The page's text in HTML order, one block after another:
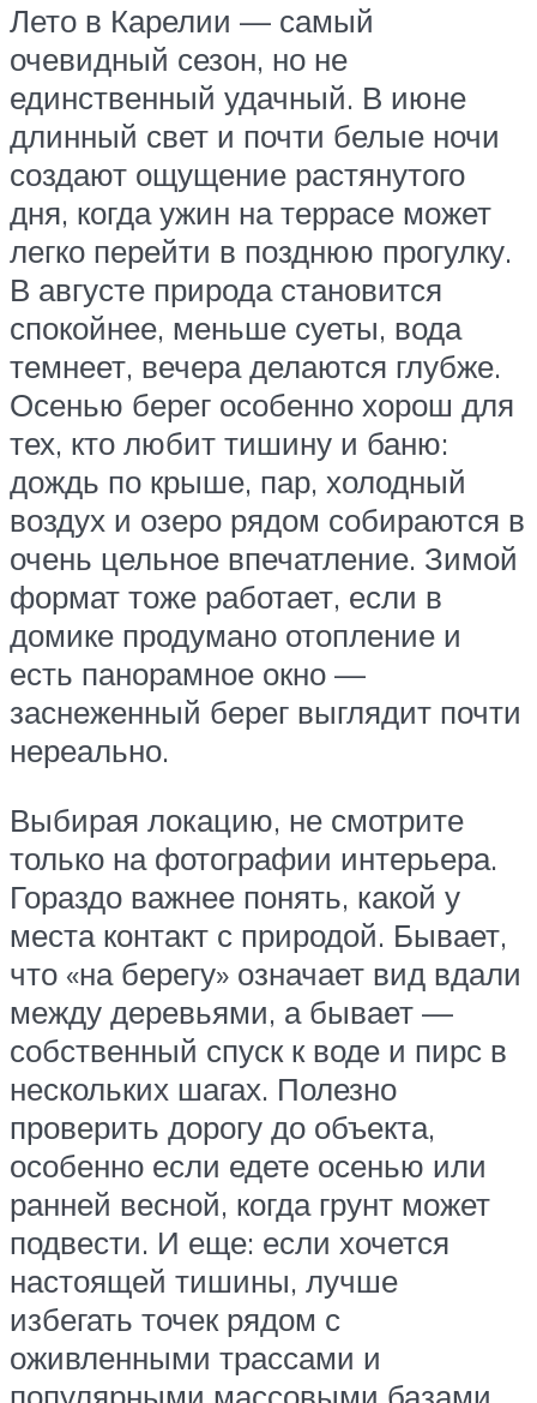
Лето в Карелии — самый
очевидный сезон, но не
единственный удачный. В июне
длинный свет и почти белые ночи
создают ощущение растянутого
дня, когда ужин на террасе может
легко перейти в позднюю прогулку.
В августе природа становится
спокойнее, меньше суеты, вода
темнеет, вечера делаются глубже.
Осенью берег особенно хорош для
тех, кто любит тишину и баню:
дождь по крыше, пар, холодный
воздух и озеро рядом собираются в
очень цельное впечатление. Зимой
формат тоже работает, если в
домике продумано отопление и
есть панорамное окно —
заснеженный берег выглядит почти
нереально.
Выбирая локацию, не смотрите
только на фотографии интерьера.
Гораздо важнее понять, какой у
места контакт с природой. Бывает,
что «на берегу» означает вид вдали
между деревьями, а бывает —
собственный спуск к воде и пирс в
нескольких шагах. Полезно
проверить дорогу до объекта,
особенно если едете осенью или
ранней весной, когда грунт может
подвести. И еще: если хочется
настоящей тишины, лучше
избегать точек рядом с
оживленными трассами и